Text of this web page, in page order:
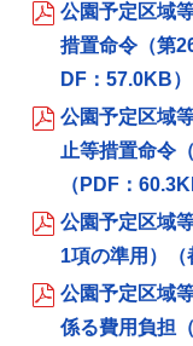
公園予定区域
措置命令（第
DF：57.0KB）
公園予定区域
止等措置命令
（PDF：
公園予定区域
1項の準用）（
公園予定区域
係る費用負担